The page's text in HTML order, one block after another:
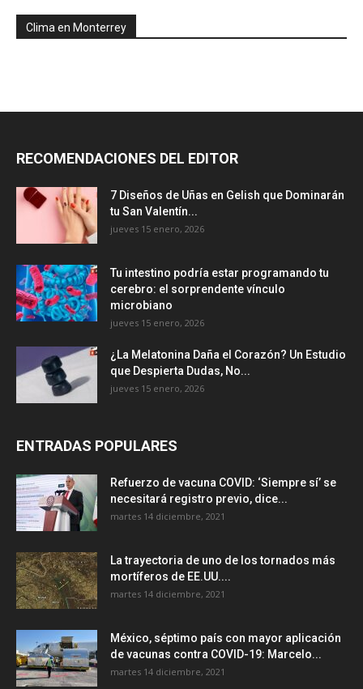
Clima en Monterrey
RECOMENDACIONES DEL EDITOR
7 Diseños de Uñas en Gelish que Dominarán
tu San Valentín...
jueves 15 enero, 2026
Tu intestino podría estar programando tu
cerebro: el sorprendente vínculo
microbiano
jueves 15 enero, 2026
¿La Melatonina Daña el Corazón? Un Estudio
que Despierta Dudas, No...
jueves 15 enero, 2026
ENTRADAS POPULARES
Refuerzo de vacuna COVID: ‘Siempre sí’ se
necesitará registro previo, dice...
martes 14 diciembre, 2021
La trayectoria de uno de los tornados más
mortíferos de EE.UU....
martes 14 diciembre, 2021
México, séptimo país con mayor aplicación
de vacunas contra COVID-19: Marcelo...
martes 14 diciembre, 2021